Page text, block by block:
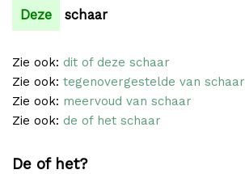
Deze schaar
Zie ook: dit of deze schaar
Zie ook: tegenovergestelde van schaar
Zie ook: meervoud van schaar
Zie ook: de of het schaar
De of het?